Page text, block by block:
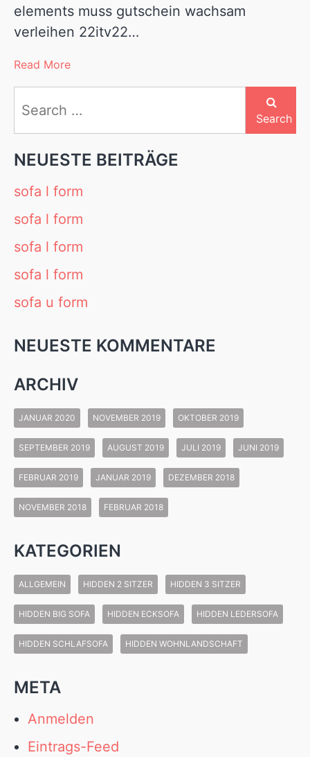
elements muss gutschein wachsam
verleihen 22itv22…
Read More
for:
Search
NEUESTE BEITRÄGE
sofa l form
sofa l form
sofa l form
sofa l form
sofa u form
NEUESTE KOMMENTARE
ARCHIV
JANUAR 2020 NOVEMBER 2019 OKTOBER 2019
SEPTEMBER 2019 AUGUST 2019 JULI 2019 JUNI 2019
FEBRUAR 2019 JANUAR 2019 DEZEMBER 2018
NOVEMBER 2018 FEBRUAR 2018
KATEGORIEN
ALLGEMEIN HIDDEN 2 SITZER HIDDEN 3 SITZER
HIDDEN BIG SOFA HIDDEN ECKSOFA HIDDEN LEDERSOFA
HIDDEN SCHLAFSOFA HIDDEN WOHNLANDSCHAFT
META
Anmelden
Eintrags-Feed